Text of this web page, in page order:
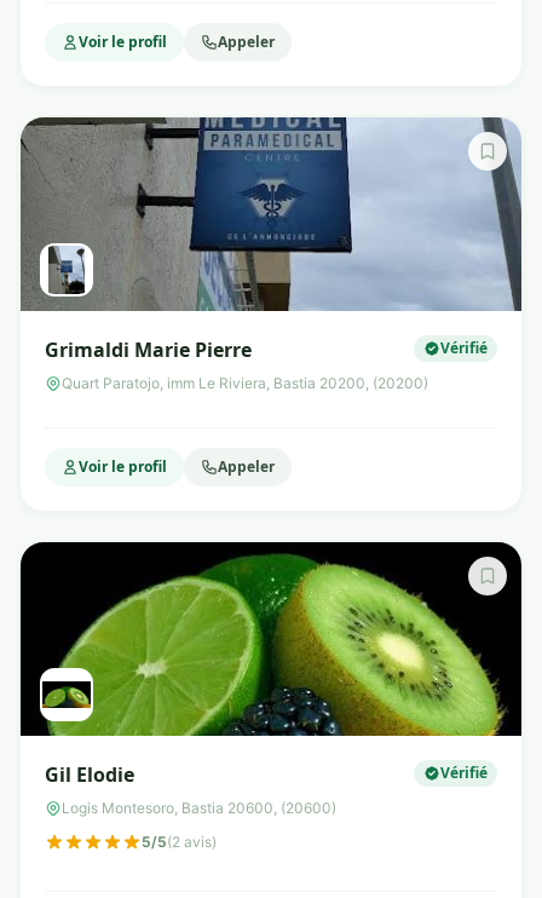
Voir le profil Appeler
Grimaldi Marie Pierre Vérifié
Quart Paratojo, imm Le Riviera, Bastia 20200, (20200)
Voir le profil Appeler
Gil Elodie Vérifié
Logis Montesoro, Bastia 20600, (20600)
5/5(2 avis)